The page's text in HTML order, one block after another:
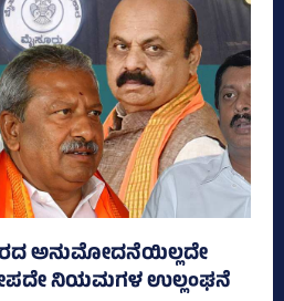
ಅನುಮೋದನೆಯಿಲ್ಲದೇ
ನಿಯಮಗಳ ಉಲ್ಲಂಘನೆ